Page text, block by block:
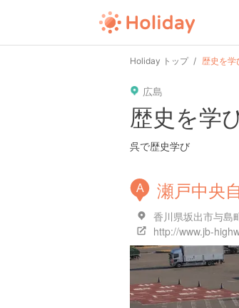
Holiday トップ 歴史を学
広島
歴史を学
呉で歴史学び
A 瀬戸中央
香川県坂出市与島
http://www.jb-